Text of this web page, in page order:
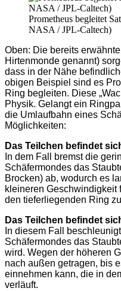
Prometheus begleitet
NASA / JPL-Caltech)
Oben: Die bereits
Hirtenmonde genannt)
dass in der Nähe
obigen Beispiel sind es
Ring begleiten. Diese
Physik. Gelangt ein
die Umlaufbahn eines
Möglichkeiten:
Das Teilchen befindet
In dem Fall bremst die
Schäfermondes das
Brocken) ab, wodurch es
kleineren Geschwindigkeit
den tieferliegenden Ring
Das Teilchen befindet
In diesem Fall
Schäfermondes das
wird. Wegen der höheren
nach außen getragen, bis
einnehmen kann, die in
verläuft.